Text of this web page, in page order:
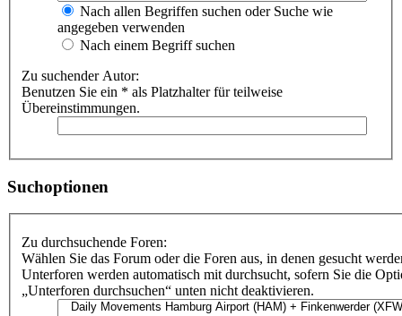
Nach allen Begriffen suchen oder Suche wie
angegeben verwenden
Nach einem Begriff suchen
Zu suchender Autor:
Benutzen Sie ein * als Platzhalter für teilweise
Übereinstimmungen.
Suchoptionen
Zu durchsuchende Foren:
Wählen Sie das Forum oder die Foren aus, in denen gesucht
Unterforen werden automatisch mit durchsucht, sofern Sie die
„Unterforen durchsuchen“ unten nicht deaktivieren.